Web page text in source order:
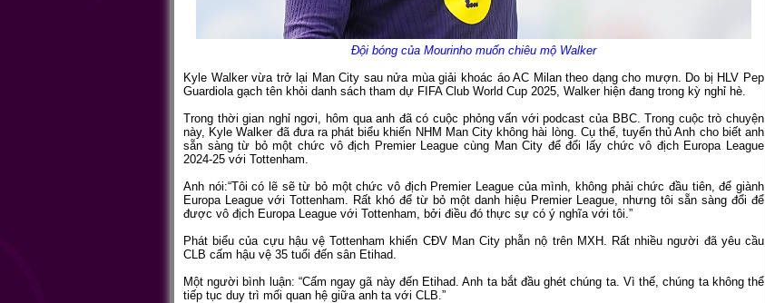
Đội bóng của Mourinho muốn chiêu mộ Walker
Kyle Walker vừa trở lại Man City sau nửa mùa giải khoác áo AC Milan theo dạng cho mượn. Do bị HLV Pep
Guardiola gạch tên khỏi danh sách tham dự FIFA Club World Cup 2025, Walker hiện đang trong kỳ nghỉ hè.
Trong thời gian nghỉ ngơi, hôm qua anh đã có cuộc phỏng vấn với podcast của BBC. Trong cuộc trò chuyện
này, Kyle Walker đã đưa ra phát biểu khiến NHM Man City không hài lòng. Cụ thể, tuyển thủ Anh cho biết anh
sẵn sàng từ bỏ một chức vô địch Premier League cùng Man City để đổi lấy chức vô địch Europa League
2024-25 với Tottenham.
Anh nói:“Tôi có lẽ sẽ từ bỏ một chức vô địch Premier League của mình, không phải chức đầu tiên, để giành
Europa League với Tottenham. Rất khó để từ bỏ một danh hiệu Premier League, nhưng tôi sẵn sàng đổi để
được vô địch Europa League với Tottenham, bởi điều đó thực sự có ý nghĩa với tôi.”
Phát biểu của cựu hậu vệ Tottenham khiến CĐV Man City phẫn nộ trên MXH. Rất nhiều người đã yêu cầu
CLB cấm hậu vệ 35 tuổi đến sân Etihad.
Một người bình luận: “Cấm ngay gã này đến Etihad. Anh ta bắt đầu ghét chúng ta. Vì thế, chúng ta không thể
tiếp tục duy trì mối quan hệ giữa anh ta với CLB.”